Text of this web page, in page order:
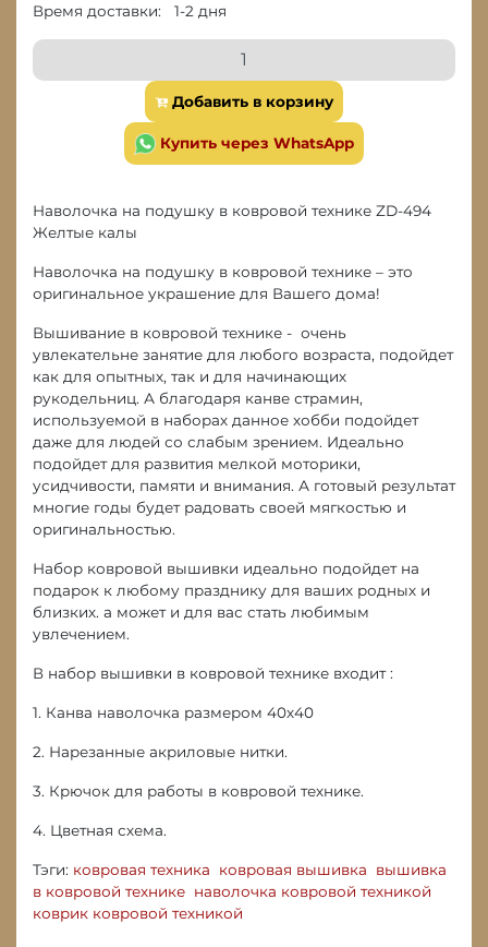
Время доставки: 1-2 дня
Добавить в корзину
Купить через WhatsApp
Наволочка на подушку в ковровой технике ZD-494
Желтые калы
Наволочка на подушку в ковровой технике – это
оригинальное украшение для Вашего дома!
Вышивание в ковровой технике - очень
увлекательне занятие для любого возраста, подойдет
как для опытных, так и для начинающих
рукодельниц. А благодаря канве страмин,
используемой в наборах данное хобби подойдет
даже для людей со слабым зрением. Идеально
подойдет для развития мелкой моторики,
усидчивости, памяти и внимания. А готовый результат
многие годы будет радовать своей мягкостью и
оригинальностью.
Набор ковровой вышивки идеально подойдет на
подарок к любому празднику для ваших родных и
близких. а может и для вас стать любимым
увлечением.
В набор вышивки в ковровой технике входит :
1. Канва наволочка размером 40х40
2. Нарезанные акриловые нитки.
3. Крючок для работы в ковровой технике.
4. Цветная схема.
Тэги: ковровая техника ковровая вышивка
вышивка
в ковровой технике наволочка ковровой техникой
коврик ковровой техникой